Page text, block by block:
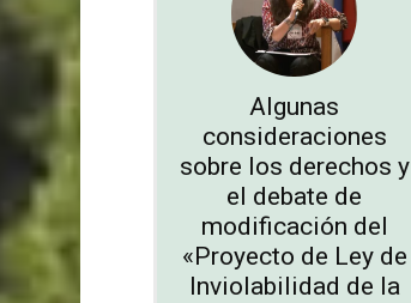
Algunas
consideraciones
sobre los derechos y
el debate de
modificación del
«Proyecto de Ley de
Inviolabilidad de la